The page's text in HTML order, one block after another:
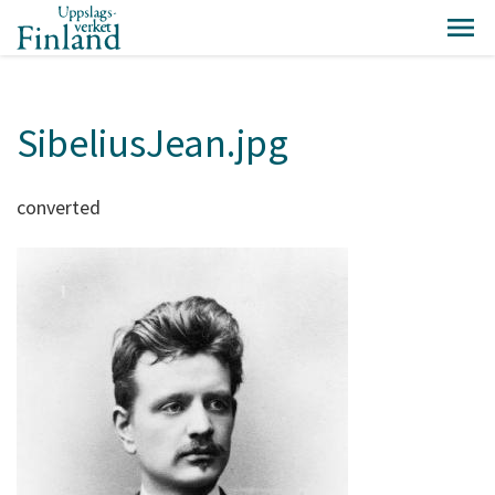
SibeliusJean.jpg
converted